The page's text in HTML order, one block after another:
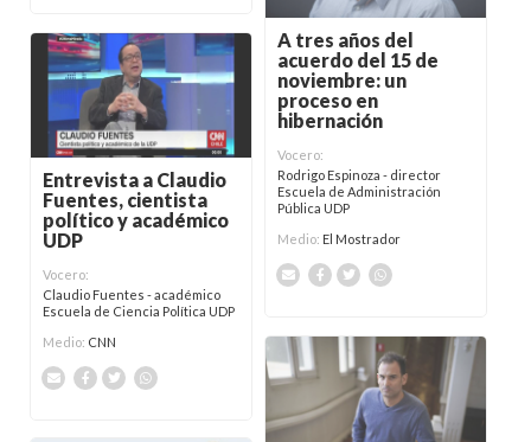
A tres años del
acuerdo del 15 de
noviembre: un
proceso en
hibernación
Vocero:
Rodrigo Espinoza - director
Escuela de Administración
Pública UDP
Medio: El Mostrador
Entrevista a Claudio
Fuentes, cientista
político y académico
UDP
Vocero:
Claudio Fuentes - académico
Escuela de Ciencia Política UDP
Medio: CNN